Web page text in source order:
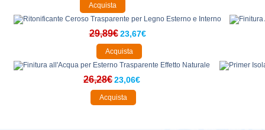
Acquista
29,89€ 23,67€
Acquista
26,28€23,06€
Acquista